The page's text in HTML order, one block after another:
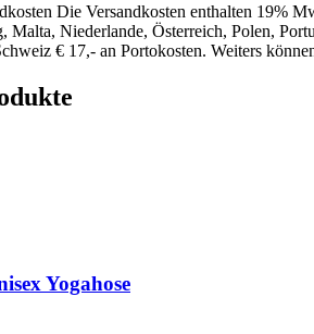
Die Versandkosten enthalten 19%
Malta, Niederlande, Österreich, Polen,
€ 17,- an Portokosten. Weiters
Yogahose